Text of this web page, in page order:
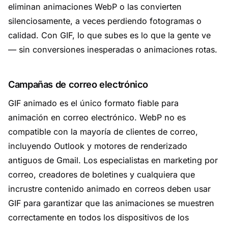
eliminan animaciones WebP o las convierten
silenciosamente, a veces perdiendo fotogramas o
calidad. Con GIF, lo que subes es lo que la gente ve
— sin conversiones inesperadas o animaciones rotas.
Campañas de correo electrónico
GIF animado es el único formato fiable para
animación en correo electrónico. WebP no es
compatible con la mayoría de clientes de correo,
incluyendo Outlook y motores de renderizado
antiguos de Gmail. Los especialistas en marketing por
correo, creadores de boletines y cualquiera que
incrustre contenido animado en correos deben usar
GIF para garantizar que las animaciones se muestren
correctamente en todos los dispositivos de los